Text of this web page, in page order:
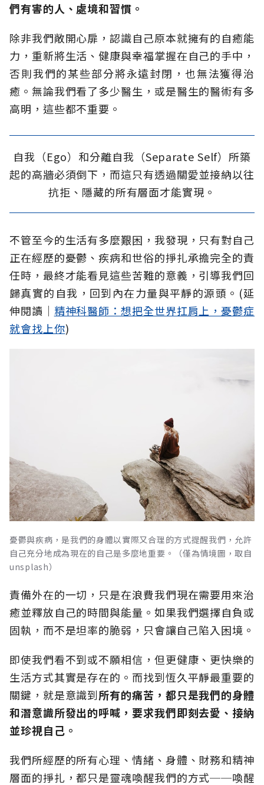
們有害的人、處境和習慣。
除非我們敞開心扉，認識自己原本就擁有的自癒能
力，重新將生活、健康與幸福掌握在自己的手中，
否則我們的某些部分將永遠封閉，也無法獲得治
癒。無論我們看了多少醫生，或是醫生的醫術有多
高明，這些都不重要。
自我（Ego）和分離自我（Separate Self）所築
起的高牆必須倒下，而這只有透過關愛並接納以往
抗拒、隱藏的所有層面才能實現。
不管至今的生活有多麼艱困，我發現，只有對自己
正在經歷的憂鬱、疾病和世俗的掙扎承擔完全的責
任時，最終才能看見這些苦難的意義，引導我們回
歸真實的自我，回到內在力量與平靜的源頭。(延
伸閱讀│ 精神科醫師：想把全世界扛肩上，憂鬱症
就會找上你)
憂鬱與疾病，是我們的身體以實際又合理的方式提醒我們，允許
自己充分地成為現在的自己是多麼地重要。（僅為情境圖，取自
unsplash）
責備外在的一切，只是在浪費我們現在需要用來治
癒並釋放自己的時間與能量。如果我們選擇自負或
固執，而不是坦率的脆弱，只會讓自己陷入困境。
即使我們看不到或不願相信，但更健康、更快樂的
生活方式其實是存在的。而找到恆久平靜最重要的
關鍵，就是意識到所有的痛苦，都只是我們的身體
和潛意識所發出的呼喊，要求我們即刻去愛、接納
並珍視自己。
我們所經歷的所有心理、情緒、身體、財務和精神
層面的掙扎，都只是靈魂喚醒我們的方式──喚醒